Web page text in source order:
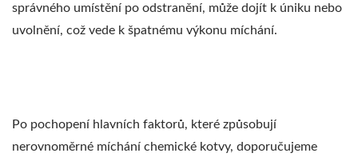
správného umístění po odstranění, může dojít k úniku nebo
uvolnění, což vede k špatnému výkonu míchání.
Po pochopení hlavních faktorů, které způsobují
nerovnoměrné míchání chemické kotvy, doporučujeme